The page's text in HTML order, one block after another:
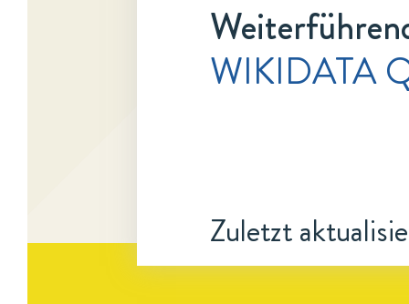
WIKIDATA
Zuletzt